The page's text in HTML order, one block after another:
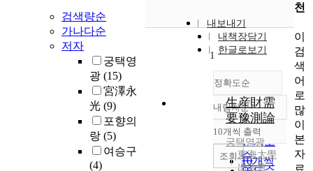
검색량순
가나다순
저자
궁택영
광 (15)
宮澤永
光 (9)
포향의
랑 (5)
여승구
(4)
내보내기
내책장담기
한글로보기
정확도순
정확도
순
인기도
순
내림차순
내림차순
10개씩 출력
10개씩
조회
1
生産財需
要豫測論
궁택영광
東海大學
出版會
천
이
검
색
어
로
많
이
본
자
료